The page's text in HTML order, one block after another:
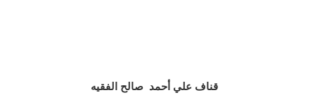
قناف علي أحمد صالح الفقيه